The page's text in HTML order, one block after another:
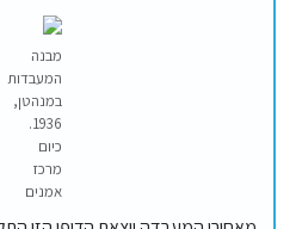
מבנה
המעבדות
במנהטן,
1936.
כיום
מרכז
אמנים